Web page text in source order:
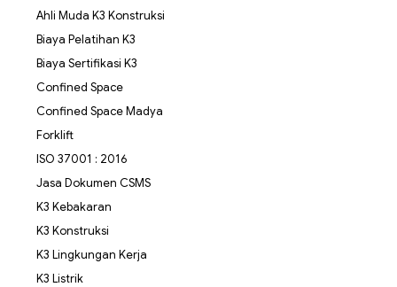
Ahli Muda K3 Konstruksi
Biaya Pelatihan K3
Biaya Sertifikasi K3
Confined Space
Confined Space Madya
Forklift
ISO 37001 : 2016
Jasa Dokumen CSMS
K3 Kebakaran
K3 Konstruksi
K3 Lingkungan Kerja
K3 Listrik